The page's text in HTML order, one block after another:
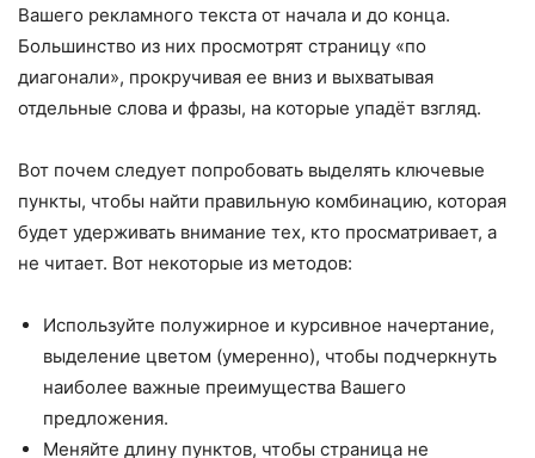
Вашего рекламного текста от начала и до конца.
Большинство из них просмотрят страницу «по
диагонали», прокручивая ее вниз и выхватывая
отдельные слова и фразы, на которые упадёт взгляд.
Вот почем следует попробовать выделять ключевые
пункты, чтобы найти правильную комбинацию, которая
будет удерживать внимание тех, кто просматривает, а
не читает. Вот некоторые из методов:
Используйте полужирное и курсивное начертание,
выделение цветом (умеренно), чтобы подчеркнуть
наиболее важные преимущества Вашего
предложения.
Меняйте длину пунктов, чтобы страница не